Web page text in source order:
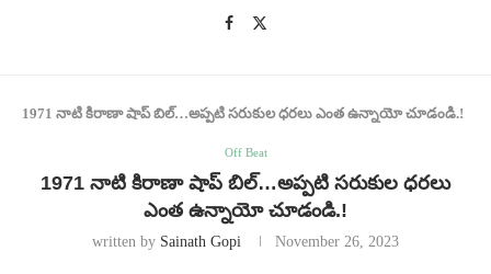
1971 నాటి కిరాణా షాప్ బిల్…అప్పటి సరుకుల ధరలు ఎంత ఉన్నాయో చూడండి.!
Off Beat
1971 నాటి కిరాణా షాప్ బిల్…అప్పటి సరుకుల ధరలు
ఎంత ఉన్నాయో చూడండి.!
written by Sainath Gopi November 26, 2023